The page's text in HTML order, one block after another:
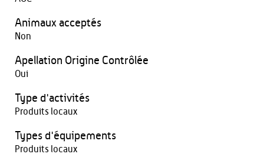
Animaux acceptés
Non
Apellation Origine Contrôlée
Oui
Type d'activités
Produits locaux
Types d'équipements
Produits locaux